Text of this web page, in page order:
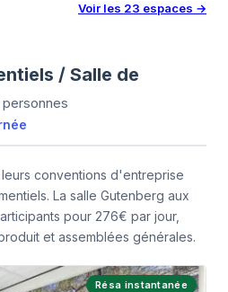
Voir les 23 espaces →
/ Salle de
personnes
conventions d'entreprise
La salle Gutenberg aux
pour 276€ par jour,
et assemblées générales.
Résa instantanée